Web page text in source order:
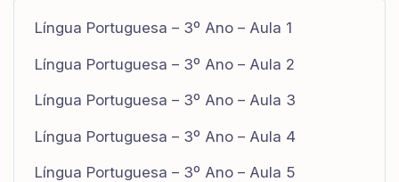
Língua Portuguesa – 3º Ano – Aula 1
Língua Portuguesa – 3º Ano – Aula 2
Língua Portuguesa – 3º Ano – Aula 3
Língua Portuguesa – 3º Ano – Aula 4
Língua Portuguesa – 3º Ano – Aula 5